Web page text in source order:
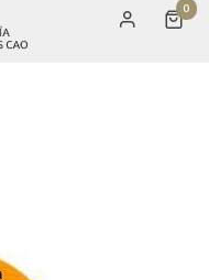
0